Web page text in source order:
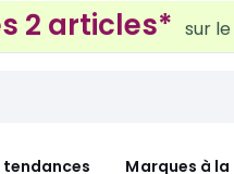
2 articles* sur
tendances Marques à la